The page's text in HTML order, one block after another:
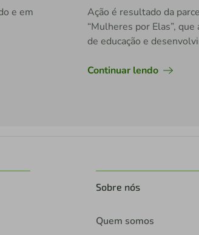
e em
Ação é resultado da
“Mulheres por Elas”,
de educação e
Continuar lendo
Sobre nós
Quem somos